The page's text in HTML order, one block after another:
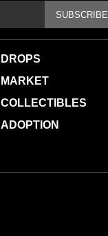
SUBSCRIBE
DROPS
MARKET
COLLECTIBLES
ADOPTION